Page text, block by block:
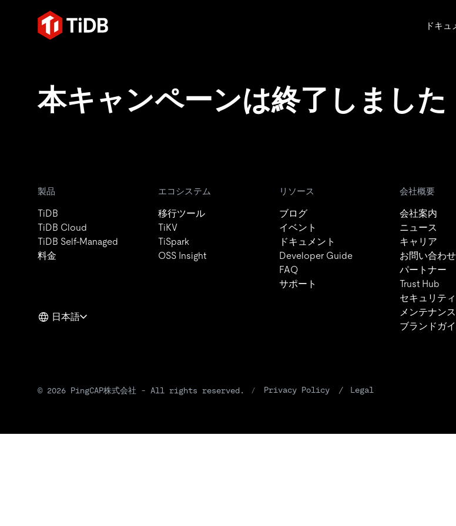
ドキュ
本キャンペーンは終了しました
製品
TiDB
TiDB Cloud
TiDB Self-Managed
料金
日本語
エコシステム
移行ツール
TiKV
TiSpark
OSS Insight
リソース
ブログ
イベント
ドキュメント
Developer Guide
FAQ
サポート
会社概要
会社案内
ニュース
キャリア
お問い合わせ
パートナー
Trust Hub
セキュリティ
メンテナン
ブランドガ
© 2026 PingCAP株式会社 - All rights reserved. Privacy Policy Legal